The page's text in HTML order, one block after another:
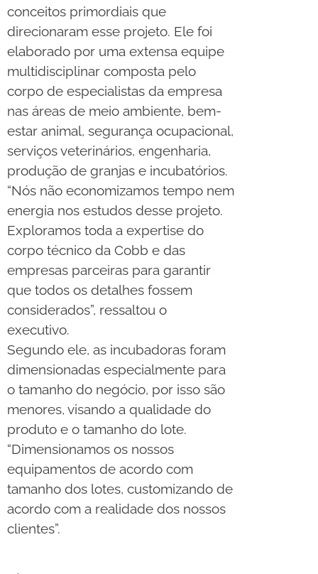
conceitos primordiais que
direcionaram esse projeto. Ele foi
elaborado por uma extensa equipe
multidisciplinar composta pelo
corpo de especialistas da empresa
nas áreas de meio ambiente, bem-
estar animal, segurança ocupacional,
serviços veterinários, engenharia,
produção de granjas e incubatórios.
“Nós não economizamos tempo nem
energia nos estudos desse projeto.
Exploramos toda a expertise do
corpo técnico da Cobb e das
empresas parceiras para garantir
que todos os detalhes fossem
considerados”, ressaltou o
executivo.
Segundo ele, as incubadoras foram
dimensionadas especialmente para
o tamanho do negócio, por isso são
menores, visando a qualidade do
produto e o tamanho do lote.
“Dimensionamos os nossos
equipamentos de acordo com
tamanho dos lotes, customizando de
acordo com a realidade dos nossos
clientes”.